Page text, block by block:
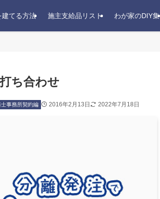
建てる方法 施主支給品リスト わが家のDIY集
ち合わせ
事務所契約編 2016年2月13日 2022年7月18日